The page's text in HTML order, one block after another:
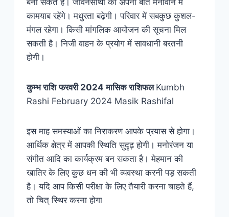
बना सकते हैं। जीवनसाथी को अपनी बातें मनावाने में
कामयाब रहेंगे। मधुरता बढ़ेगी। परिवार में सबकुछ कुशल-
मंगल रहेगा। किसी मांगलिक आयोजन की सूचना मिल
सकती है। निजी वाहन के प्रयोग में सावधानी बरतनी
होगी।
कुम्भ राशि फरवरी 2024 मासिक राशिफल Kumbh
Rashi February 2024 Masik Rashifal
इस माह समस्याओं का निराकरण आपके प्रयास से होगा।
आर्थिक क्षेत्र में आपकी स्थिति सुदृढ़ होगी। मनोरंजन या
संगीत आदि का कार्यक्रम बन सकता है। मेहमान की
खातिर के लिए कुछ धन की भी व्यवस्था करनी पड़ सकती
है। यदि आप किसी परीक्षा के लिए तैयारी करना चाहते हैं,
तो चित्‌ स्थिर करना होगा